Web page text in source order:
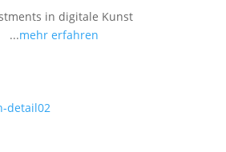
in digitale Kunst
...mehr erfahren